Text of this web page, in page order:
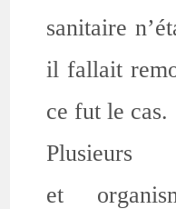
sanitaire
il fallait
ce fut le cas.
et